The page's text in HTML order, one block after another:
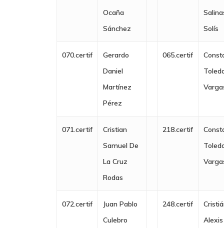
Ocaña
Sánchez
Solís
070.certif
Gerardo
Daniel
Martínez
Pérez
065.certif
071.certif
Cristian
Samuel De
La Cruz
Rodas
218.certif
072.certif
Juan Pablo
Culebro
248.certif
Alexis